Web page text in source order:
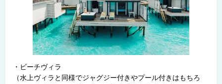
・ビーチヴィラ
（水上ヴィラと同様でジャグジー付きやプール付きはもちろ